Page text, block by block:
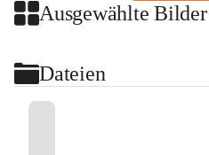
Ausgewählte Bilder
Dateien